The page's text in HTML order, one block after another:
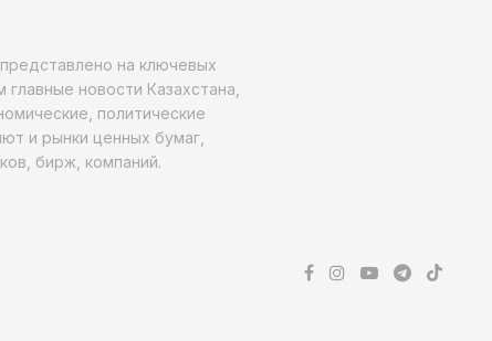
на ключевых
новости Казахстана,
политические
и рынки ценных бумаг,
бирж, компаний.